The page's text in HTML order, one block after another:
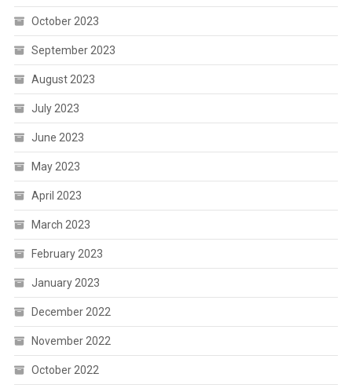
October 2023
September 2023
August 2023
July 2023
June 2023
May 2023
April 2023
March 2023
February 2023
January 2023
December 2022
November 2022
October 2022